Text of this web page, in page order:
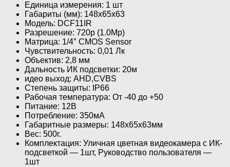
Единица измерения: 1 шт
Габариты (мм): 148x65x63
Модель: DCF11IR
Разрешение: 720р (1.0Mp)
Матрица: 1/4″ CMOS Sensor
Чувствительность: 0,01 Лк
Объектив: 2,8 мм
Дальность ИК подсветки: 20м
идео выход: AHD,CVBS
Степень защиты: IP66
Рабочая температура: От -40 до +50
Питание: 12В
Потребление: 350мА
Габаритные размеры: 148х65х63мм
Вес: 500г.
Комплектация: Уличная цветная видеокамера с ИК-
подсветкой — 1шт, Руководство пользователя —
1шт